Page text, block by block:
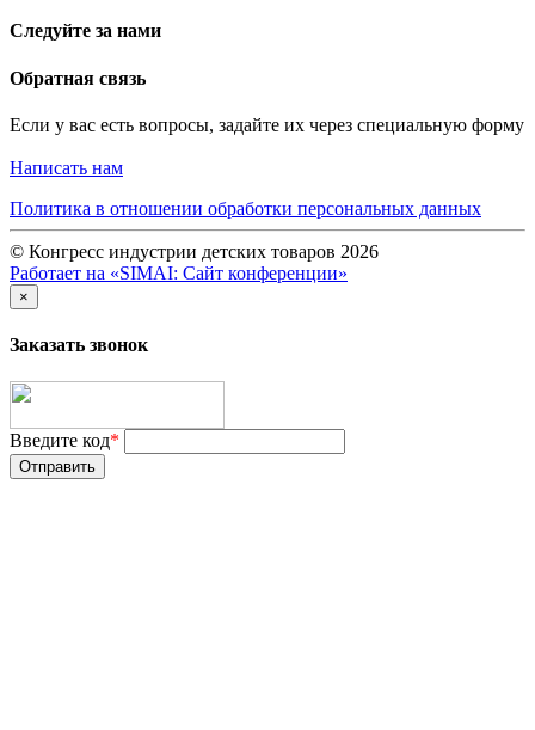
Следуйте за нами
Обратная связь
Если у вас есть вопросы, задайте их через специальную форму
Написать нам
Политика в отношении обработки персональных данных
© Конгресс индустрии детских товаров 2026
Работает на «SIMAI: Сайт конференции»
×
Заказать звонок
Введите код*
Отправить